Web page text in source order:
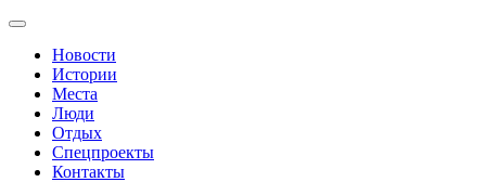
Новости
Истории
Места
Люди
Отдых
Спецпроекты
Контакты